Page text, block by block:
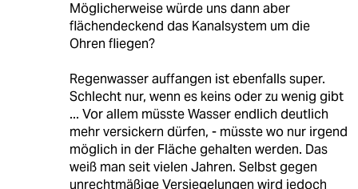
Möglicherweise würde uns dann aber
flächendeckend das Kanalsystem um die
Ohren fliegen?
Regenwasser auffangen ist ebenfalls super.
Schlecht nur, wenn es keins oder zu wenig gibt
... Vor allem müsste Wasser endlich deutlich
mehr versickern dürfen, - müsste wo nur irgend
möglich in der Fläche gehalten werden. Das
weiß man seit vielen Jahren. Selbst gegen
unrechtmäßige Versiegelungen wird jedoch